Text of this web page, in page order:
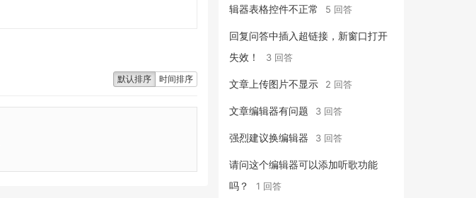
默认排序 时间排序
辑器表格控件不正常
5 回答
回复问答中插入超链接，新窗口打开
失效！
3 回答
文章上传图片不显示 2 回答
文章编辑器有问题 3 回答
强烈建议换编辑器 3 回答
请问这个编辑器可以添加听歌功能
吗？
1 回答